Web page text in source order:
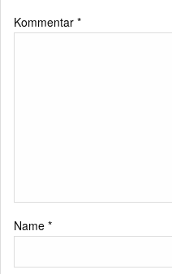
Kommentar *
Name *